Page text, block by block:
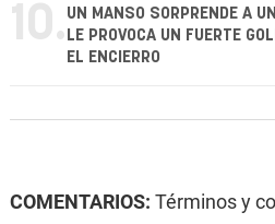
10. UN MANSO SORPRENDE A
LE PROVOCA UN FUERTE
EL ENCIERRO
COMENTARIOS: Términos y